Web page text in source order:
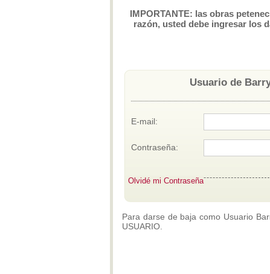
IMPORTANTE: las obras
razón, usted debe ingresar los
Usuario de
E-mail:
Contraseña:
Olvidé mi Contraseña
Para darse de baja como Usuario
USUARIO.